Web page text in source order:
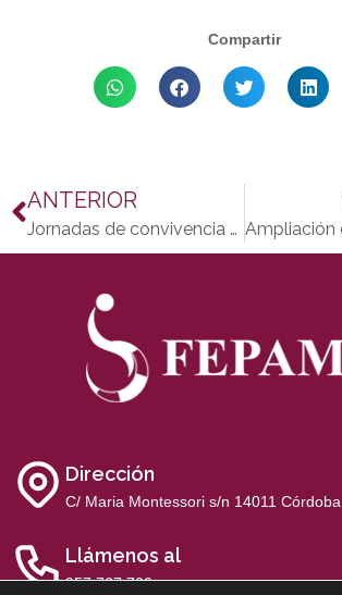
Compartir
ANTERIOR
Jornadas de convivencia de familiares, residentes y trabajadores de la RGA Fepamic
Dirección
C/ Maria Montessori s/n 14011 Córdoba
Llámenos al
957 767 700